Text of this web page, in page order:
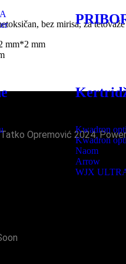
Kwadron
Kwadron
Naom
Arrow
WJX
bez mirisa, za
mm*2 mm
Opremović 2024.